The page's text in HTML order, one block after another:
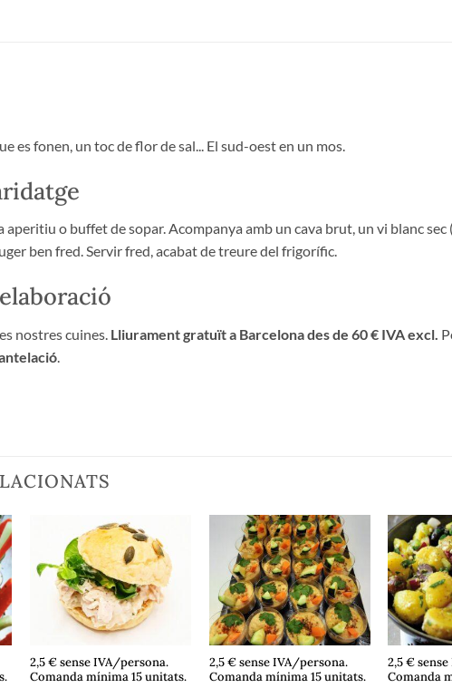
es fonen, un toc de flor de sal... El sud-oest en un mos.
aperitiu o buffet de sopar. Acompanya amb un cava brut, un vi blanc sec
ben fred. Servir fred, acabat de treure del frigorífic.
nostres cuines. Lliurament gratuït a Barcelona des de 60 € IVA excl.
.
2,5 € sense IVA/persona.
Comanda mínima 15 unitats.
2,5 € sense IVA/persona.
Comanda mínima 15 unitats.
2,5 €
Comanda